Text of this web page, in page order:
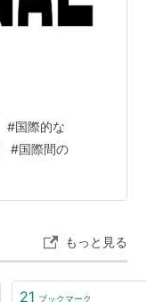
#国際的な
#国際間の
もっと見る
21 ブックマーク